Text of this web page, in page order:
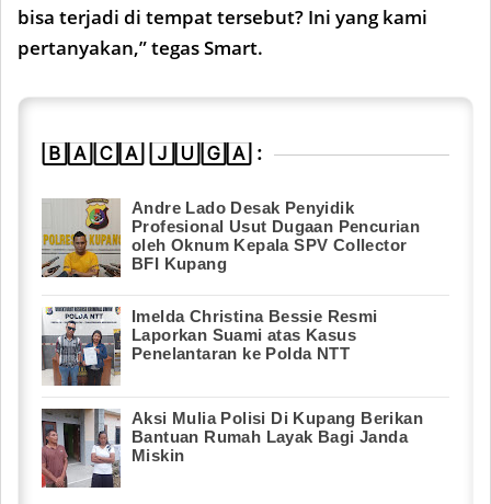
bisa terjadi di tempat tersebut? Ini yang kami
pertanyakan,” tegas Smart.
🄱🄰🄲🄰 🄹🅄🄶🄰 :
Andre Lado Desak Penyidik
Profesional Usut Dugaan Pencurian
oleh Oknum Kepala SPV Collector
BFI Kupang
Imelda Christina Bessie Resmi
Laporkan Suami atas Kasus
Penelantaran ke Polda NTT
Aksi Mulia Polisi Di Kupang Berikan
Bantuan Rumah Layak Bagi Janda
Miskin